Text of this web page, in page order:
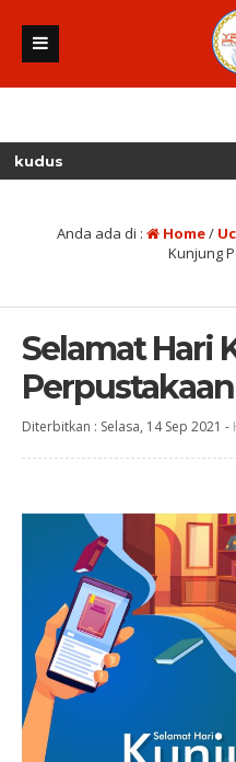
Anda ada di : Home/
Kunjung
Selamat Hari
Perpustakaan
Diterbitkan : Selasa, 14 Sep 2021 -